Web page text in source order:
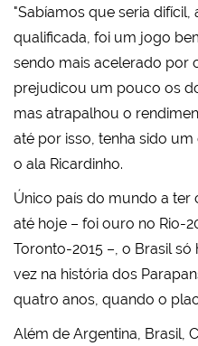
"Sabíamos que seria
qualificada, foi um jogo
sendo mais acelerado por
prejudicou um pouco os
mas atrapalhou o
até por isso, tenha sido
o ala Ricardinho.
Único país do mundo a
até hoje – foi ouro no Rio-
Toronto-2015 –, o Brasil
vez na história dos
quatro anos, quando o
Além de Argentina, Brasil,